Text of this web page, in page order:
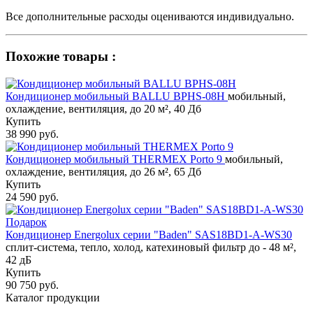
Все дополнительные расходы оцениваются индивидуально.
Похожие товары :
Кондиционер мобильный BALLU BPHS-08H мобильный,
охлаждение, вентиляция, до 20 м², 40 Дб
Купить
38 990 руб.
Кондиционер мобильный THERMEX Porto 9 мобильный,
охлаждение, вентиляция, до 26 м², 65 Дб
Купить
24 590 руб.
Подарок
Кондиционер Energolux серии "Baden" SAS18BD1-A-WS30
сплит-система, тепло, холод, катехиновый фильтр до - 48 м²,
42 дБ
Купить
90 750 руб.
Каталог продукции